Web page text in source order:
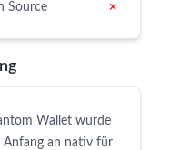
Source
✗
Wallet wurde
Anfang an nativ für